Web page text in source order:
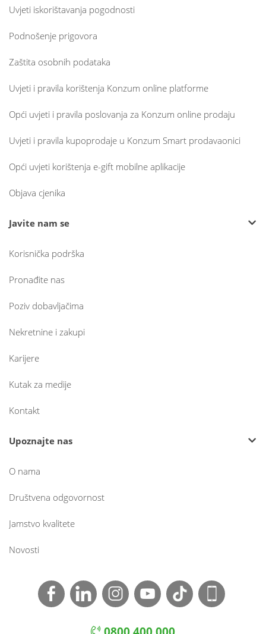
Uvjeti iskorištavanja pogodnosti
Podnošenje prigovora
Zaštita osobnih podataka
Uvjeti i pravila korištenja Konzum online platforme
Opći uvjeti i pravila poslovanja za Konzum online prodaju
Uvjeti i pravila kupoprodaje u Konzum Smart prodavaonici
Opći uvjeti korištenja e-gift mobilne aplikacije
Objava cjenika
Javite nam se
Korisnička podrška
Pronađite nas
Poziv dobavljačima
Nekretnine i zakupi
Karijere
Kutak za medije
Kontakt
Upoznajte nas
O nama
Društvena odgovornost
Jamstvo kvalitete
Novosti